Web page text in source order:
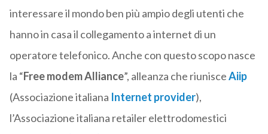
interessare il mondo ben più ampio degli utenti che
hanno in casa il collegamento a internet di un
operatore telefonico. Anche con questo scopo nasce
la “Free modem Alliance”, alleanza che riunisceAiip
(Associazione italiana Internet provider),
l’Associazione italiana retailer elettrodomestici